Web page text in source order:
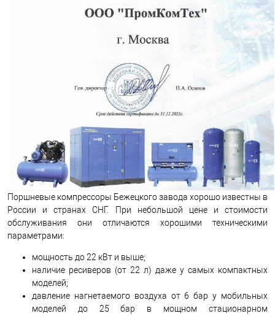
Поршневые компрессоры Бежецкого завода хорошо известны в
России и странах СНГ. При небольшой цене и стоимости
обслуживания они отличаются хорошими техническими
параметрами:
мощность до 22 кВт и выше;
наличие ресиверов (от 22 л) даже у самых компактных
моделей;
давление нагнетаемого воздуха от 6 бар у мобильных
моделей до 25 бар в мощном стационарном